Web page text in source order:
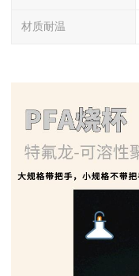
材质耐温